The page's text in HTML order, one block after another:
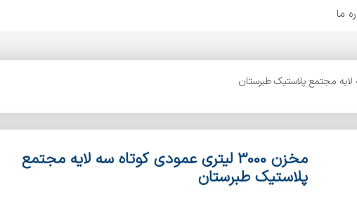
ما
مخزن 3000 لیتری عمودی کوتاه سه لایه مجتمع
پلاستیک طبرستان